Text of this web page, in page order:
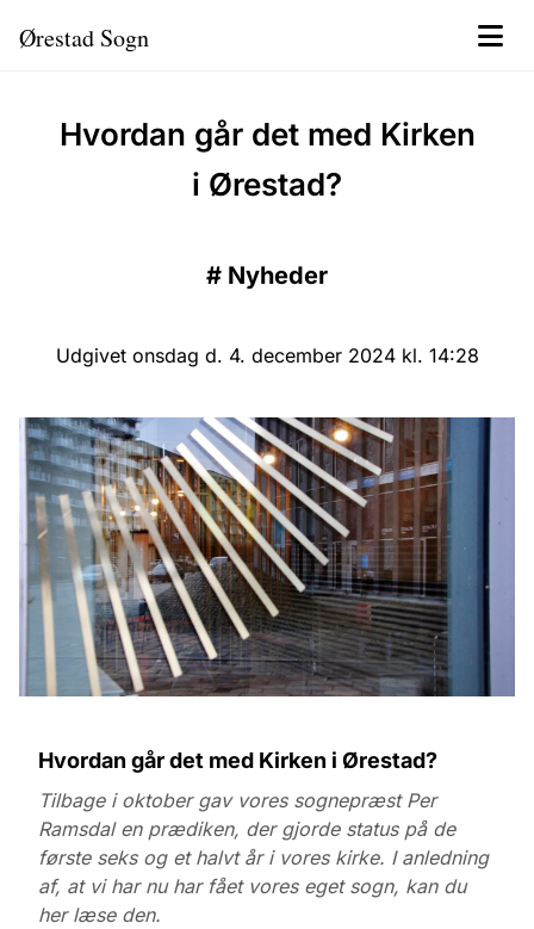
Ørestad Sogn
Hvordan går det med Kirken
i Ørestad?
# Nyheder
Udgivet onsdag d. 4. december 2024 kl. 14:28
Hvordan går det med Kirken i Ørestad?
Tilbage i oktober gav vores sognepræst Per
Ramsdal en prædiken, der gjorde status på de
første seks og et halvt år i vores kirke. I anledning
af, at vi har nu har fået vores eget sogn, kan du
her læse den.